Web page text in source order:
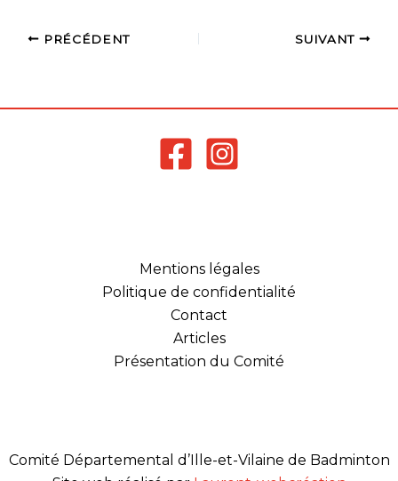
PRÉCÉDENT SUIVANT
Mentions légales
Politique de confidentialité
Contact
Articles
Présentation du Comité
Comité Départemental d’Ille-et-Vilaine de Badminton